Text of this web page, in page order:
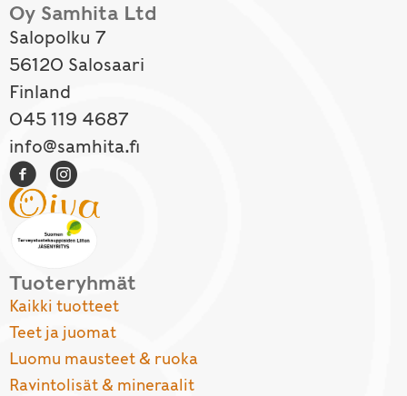
Oy Samhita Ltd
Salopolku 7
56120 Salosaari
Finland
045 119 4687
info@samhita.fi
Tuoteryhmät
Kaikki tuotteet
Teet ja juomat
Luomu mausteet & ruoka
Ravintolisät & mineraalit